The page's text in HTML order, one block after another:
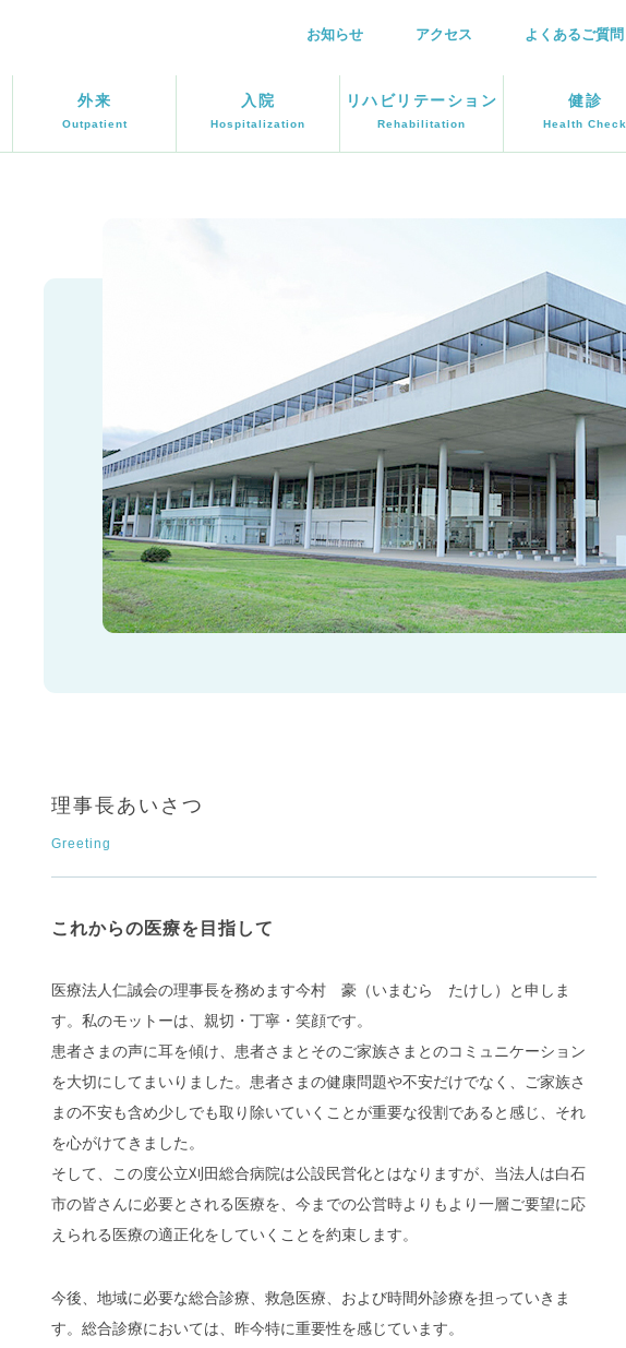
お知らせ アクセス よくあるご質問
外来
Outpatient
入院
Hospitalization
リハビリテーション
Rehabilitation
健診
Health Check
理事長あいさつ
Greeting
これからの医療を目指して
医療法人仁誠会の理事長を務めます今村 豪（いまむら たけし）と申しま
す。私のモットーは、親切・丁寧・笑顔です。
患者さまの声に耳を傾け、患者さまとそのご家族さまとのコミュニケーション
を大切にしてまいりました。患者さまの健康問題や不安だけでなく、ご家族さ
まの不安も含め少しでも取り除いていくことが重要な役割であると感じ、それ
を心がけてきました。
そして、この度公立刈田総合病院は公設民営化とはなりますが、当法人は白石
市の皆さんに必要とされる医療を、今までの公営時よりもより一層ご要望に応
えられる医療の適正化をしていくことを約束します。
今後、地域に必要な総合診療、救急医療、および時間外診療を担っていきま
す。総合診療においては、昨今特に重要性を感じています。